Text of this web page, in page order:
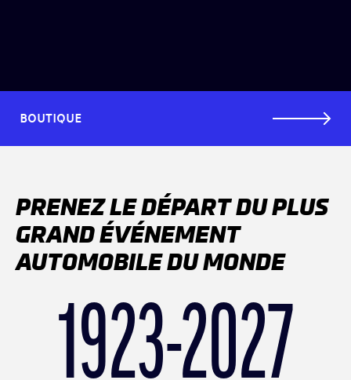
PRENEZ LE DÉPART DU PLUS
GRAND ÉVÉNEMENT
AUTOMOBILE DU MONDE
1923-2027
BOUTIQUE